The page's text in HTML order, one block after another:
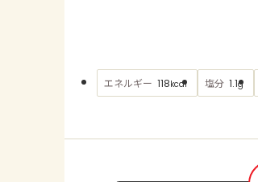
エネルギー 118kcal 塩分 1.1g